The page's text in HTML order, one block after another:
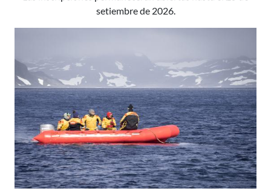
setiembre de 2026.